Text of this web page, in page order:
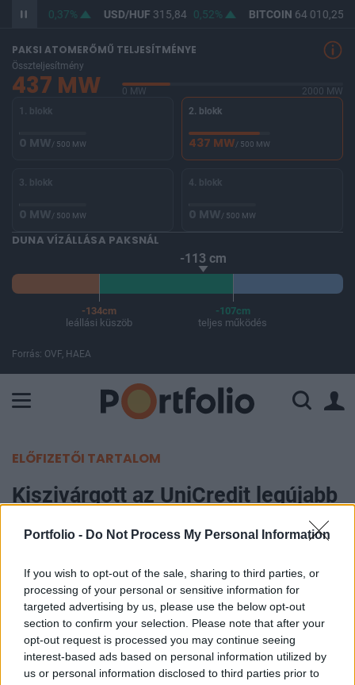
Portfolio - Do Not Process My Personal Information
If you wish to opt-out of the sale, sharing to third parties, or
processing of your personal or sensitive information for
targeted advertising by us, please use the below opt-out
section to confirm your selection. Please note that after your
opt-out request is processed you may continue seeing
interest-based ads based on personal information utilized by
us or personal information disclosed to third parties prior to
364,53 0,37% USD/HUF315,84 0,52% BITCOIN64 010,25
PAKSI ATOMERŐMŰ TELJESÍTMÉNYE
Összteljesítmény
437 MW 0 MW
2000 MW
1. blokk
0 MW/ 500 MW
2. blokk
437 MW/ 500 MW
3. blokk
0 MW/ 500 MW
4. blokk
0 MW/ 500 MW
DUNA VÍZÁLLÁSA PAKSNÁL
-113 cm
-134cm
leállási küszöb
-107cm
teljes működés
Forrás: OVF, HAEA
ELŐFIZETŐI TARTALOM
Kiszivárgott az UniCredit legújabb
esett a remélt tranzakció
Portfolio
2026. június 18. 08:56
Az Il Sole 24 Ore értesülései szerint a UniCredit
megkísérelte megszerezni a Del Vecchio család